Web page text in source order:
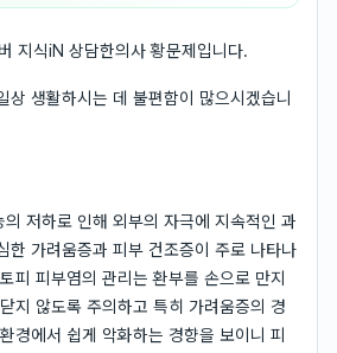
지식iN 상담한의사 황문제입니다.
상 생활하시는 데 불편함이 많으시겠습니
저하로 인해 외부의 자극에 지속적인 과
한 가려움증과 피부 건조증이 주로 나타나
피 피부염의 관리는 환부를 손으로 만지
지 않도록 주의하고 특히 가려움증의 경
경에서 쉽게 악화하는 경향을 보이니 피